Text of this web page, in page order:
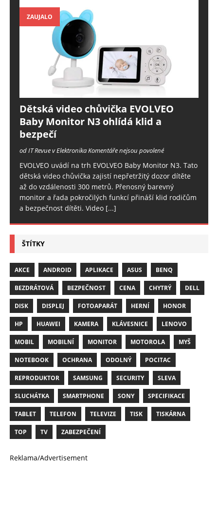
ZAUJALO
Dětská video chůvička EVOLVEO
Baby Monitor N3 ohlídá klid a
bezpečí
od IT Revue v ElektronikaKomentáře nejsou povolené
EVOLVEO uvádí na trh EVOLVEO Baby Monitor N3. Tato
dětská video chůvička zajistí nepřetržitý dozor dítěte
až do vzdálenosti 300 metrů. Přenosný barevný
monitor a řada pokročilých funkcí přináší klid rodičům
a bezpečnost dítěti. Video [...]
ŠTÍTKY
AKCE ANDROID APLIKACE ASUS BENQ
BEZDRÁTOVÁ BEZPEČNOST CENA CHYTRÝ DELL
DISK DISPLEJ FOTOAPARÁT HERNÍ HONOR
HP HUAWEI KAMERA KLÁVESNICE LENOVO
MOBIL MOBILNÍ MONITOR MOTOROLA MYŠ
NOTEBOOK OCHRANA ODOLNÝ POCITAC
REPRODUKTOR SAMSUNG SECURITY SLEVA
SLUCHÁTKA SMARTPHONE SONY SPECIFIKACE
TABLET TELEFON TELEVIZE TISK TISKÁRNA
TOP TV ZABEZPEČENÍ
Reklama/Advertisement